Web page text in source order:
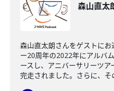
森山直太
森山直太朗さんをゲストに
ー20周年の2022年にアルバ
ースし、アニバーサリーツ
完走されました。さらに、そ